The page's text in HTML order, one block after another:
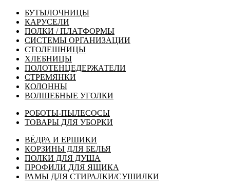
БУТЫЛОЧНИЦЫ
КАРУСЕЛИ
ПОЛКИ / ПЛАТФОРМЫ
СИСТЕМЫ ОРГАНИЗАЦИИ
СТОЛЕШНИЦЫ
ХЛЕБНИЦЫ
ПОЛОТЕНЦЕДЕРЖАТЕЛИ
СТРЕМЯНКИ
КОЛОННЫ
ВОЛШЕБНЫЕ УГОЛКИ
РОБОТЫ-ПЫЛЕСОСЫ
ТОВАРЫ ДЛЯ УБОРКИ
ВЁДРА И ЕРШИКИ
КОРЗИНЫ ДЛЯ БЕЛЬЯ
ПОЛКИ ДЛЯ ДУША
ПРОФИЛИ ДЛЯ ЯЩИКА
РАМЫ ДЛЯ СТИРАЛКИ/СУШИЛКИ